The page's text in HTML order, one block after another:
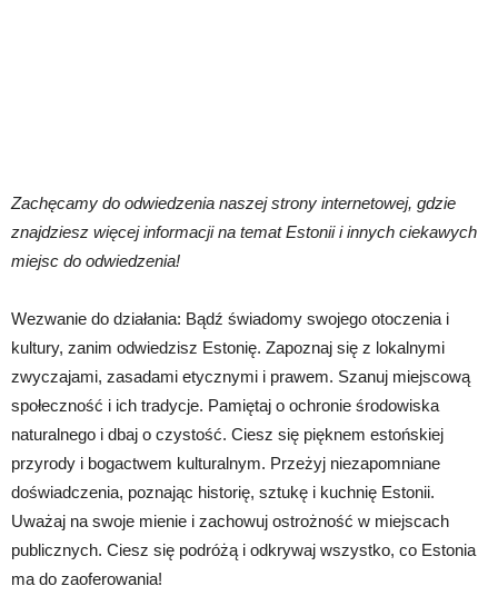
Zachęcamy do odwiedzenia naszej strony internetowej, gdzie
znajdziesz więcej informacji na temat Estonii i innych ciekawych
miejsc do odwiedzenia!
Wezwanie do działania: Bądź świadomy swojego otoczenia i
kultury, zanim odwiedzisz Estonię. Zapoznaj się z lokalnymi
zwyczajami, zasadami etycznymi i prawem. Szanuj miejscową
społeczność i ich tradycje. Pamiętaj o ochronie środowiska
naturalnego i dbaj o czystość. Ciesz się pięknem estońskiej
przyrody i bogactwem kulturalnym. Przeżyj niezapomniane
doświadczenia, poznając historię, sztukę i kuchnię Estonii.
Uważaj na swoje mienie i zachowuj ostrożność w miejscach
publicznych. Ciesz się podróżą i odkrywaj wszystko, co Estonia
ma do zaoferowania!